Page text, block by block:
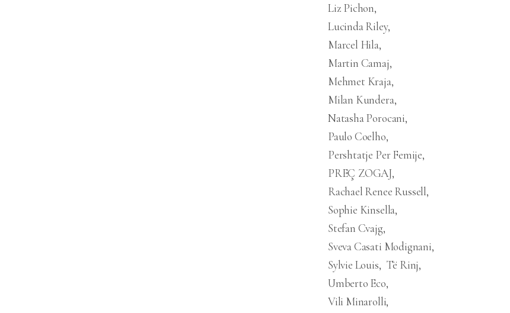
Liz Pichon
Lucinda Riley
Marcel Hila
Martin Camaj
Mehmet Kraja
Milan Kundera
Natasha Porocani
Paulo Coelho
Pershtatje Per Femije
PREÇ ZOGAJ
Rachael Renee Russell
Sophie Kinsella
Stefan Cvajg
Sveva Casati Modignani
Sylvie Louis
Të Rinj
Umberto Eco
Vili Minarolli